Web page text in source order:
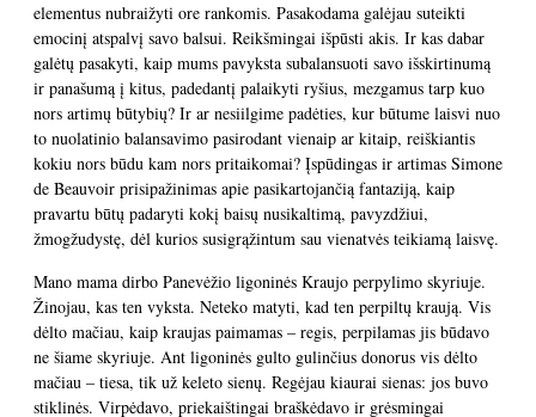
elementus nubraižyti ore rankomis. Pasakodama galėjau suteikti
emocinį atspalvį savo balsui. Reikšmingai išpūsti akis. Ir kas dabar
galėtų pasakyti, kaip mums pavyksta subalansuoti savo išskirtinumą
ir panašumą į kitus, padedantį palaikyti ryšius, mezgamus tarp kuo
nors artimų būtybių? Ir ar nesiilgime padėties, kur būtume laisvi nuo
to nuolatinio balansavimo pasirodant vienaip ar kitaip, reiškiantis
kokiu nors būdu kam nors pritaikomai? Įspūdingas ir artimas Simone
de Beauvoir prisipažinimas apie pasikartojančią fantaziją, kaip
pravartu būtų padaryti kokį baisų nusikaltimą, pavyzdžiui,
žmogžudystę, dėl kurios susigrąžintum sau vienatvės teikiamą laisvę.
Mano mama dirbo Panevėžio ligoninės Kraujo perpylimo skyriuje.
Žinojau, kas ten vyksta. Neteko matyti, kad ten perpiltų kraują. Vis
dėlto mačiau, kaip kraujas paimamas – regis, perpilamas jis būdavo
ne šiame skyriuje. Ant ligoninės gulto gulinčius donorus vis dėlto
mačiau – tiesa, tik už keleto sienų. Regėjau kiaurai sienas: jos buvo
stiklinės. Virpėdavo, priekaištingai braškėdavo ir grėsmingai